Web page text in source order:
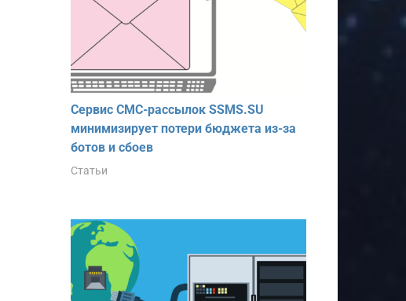
Сервис СМС-рассылок SSMS.SU
минимизирует потери бюджета из-за
ботов и сбоев
Статьи